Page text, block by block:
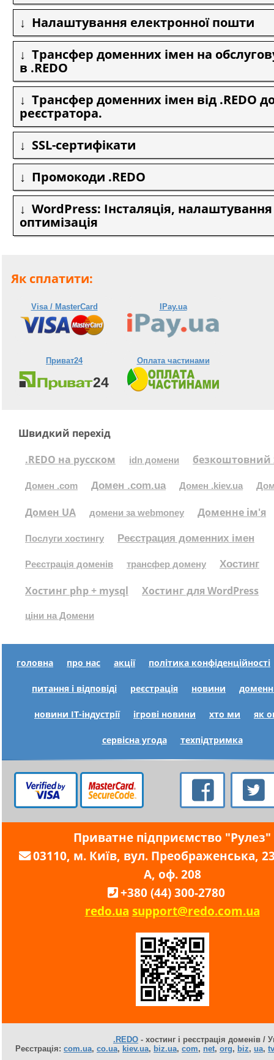
Налаштування електронної пошти
Трансфер доменних імен на
в .REDO
Трансфер доменних імен від .REDO
реєстратора.
SSL-сертифікати
Промокоди .REDO
WordPress: Інсталяція,
оптимізація
Як сплатити:
Visa / MasterCard IPay.ua
Приват24 Оплата частинами
Швидкий перехід
.REDO на русском
idn домени безкоштовний
Домен .com Домен .com.ua Домен .kiev.ua
Домен UA домени за webmoney Доменне ім'я
Послуги хостингу Реєстрация доменних імен
Реєстрація доменів трансфер домену Хостинг
Хостинг php + mysql Хостинг для WordPress
ціни на Домени
головна про нас акції політика конфіденційності
питання і відповіді реєстрація новини
новини IT-індустрії ігрові новини хто ми як
сервісна угода техпідтримка
Приватне підприємство "Рулез"
03110, м. Київ, вул. Преображенська,
А, оф. 208
+380 (44) 300-2780
redo.ua support@redo.com.ua
.REDO - хостинг і реєстрація доменів /
Реєстрація: com.ua, co.ua, kiev.ua, biz.ua, com, net, org, biz, ua, tv